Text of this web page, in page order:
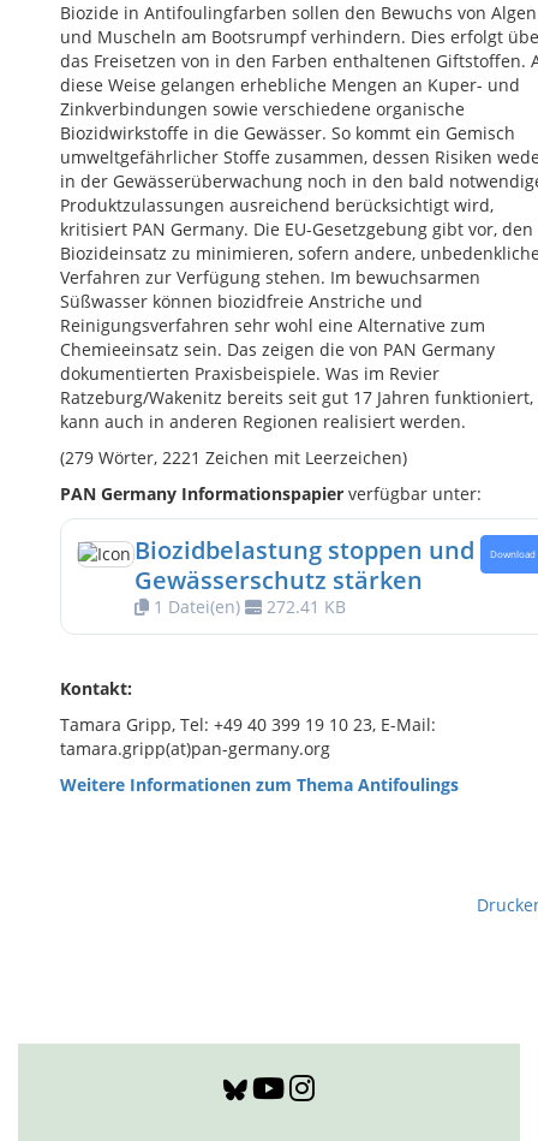
Biozide in Antifoulingfarben sollen den Bewuchs von Algen
und Muscheln am Bootsrumpf verhindern. Dies erfolgt
das Freisetzen von in den Farben enthaltenen Giftstoffen.
diese Weise gelangen erhebliche Mengen an Kuper- und
Zinkverbindungen sowie verschiedene organische
Biozidwirkstoffe in die Gewässer. So kommt ein Gemisch
umweltgefährlicher Stoffe zusammen, dessen Risiken
in der Gewässerüberwachung noch in den bald
Produktzulassungen ausreichend berücksichtigt wird,
kritisiert PAN Germany. Die EU-Gesetzgebung gibt vor, den
Biozideinsatz zu minimieren, sofern andere,
Verfahren zur Verfügung stehen. Im bewuchsarmen
Süßwasser können biozidfreie Anstriche und
Reinigungsverfahren sehr wohl eine Alternative zum
Chemieeinsatz sein. Das zeigen die von PAN Germany
dokumentierten Praxisbeispiele. Was im Revier
Ratzeburg/Wakenitz bereits seit gut 17 Jahren funktioniert,
kann auch in anderen Regionen realisiert werden.
(279 Wörter, 2221 Zeichen mit Leerzeichen)
PAN Germany Informationspapier verfügbar unter:
Biozidbelastung stoppen und
Gewässerschutz stärken
1 Datei(en) 272.41 KB
Download
Kontakt:
Tamara Gripp, Tel: +49 40 399 19 10 23, E-Mail:
tamara.gripp(at)pan-germany.org
Weitere Informationen zum Thema Antifoulings